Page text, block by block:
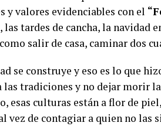
y valores evidenciables con el
, las tardes de cancha, la navidad
salir de casa, caminar dos
se construye y eso es lo que
las tradiciones y no dejar morir
esas culturas están a flor de
vez de contagiar a quien no las